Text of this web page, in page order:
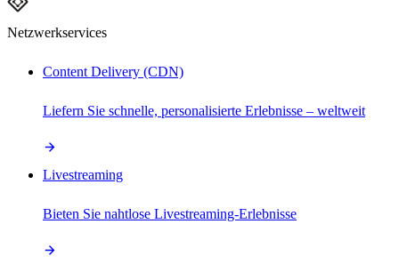
Netzwerkservices
Content Delivery (CDN)
Liefern Sie schnelle, personalisierte Erlebnisse – weltweit
Livestreaming
Bieten Sie nahtlose Livestreaming-Erlebnisse